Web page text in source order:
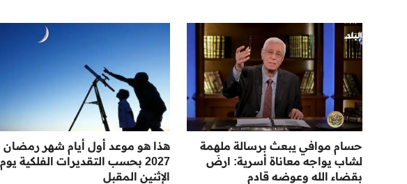
حسام موافي يبعث برسالة ملهمة
لشاب يواجه معاناة أسرية: ارضَ
بقضاء الله وعوضه قادم
هذا هو موعد أول أيام شهر رمضان
2027 بحسب التقديرات الفلكية يوم
الإثنين المقبل